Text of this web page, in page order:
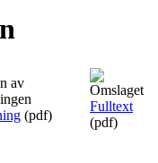
(pdf)
Fulltext
(pdf)